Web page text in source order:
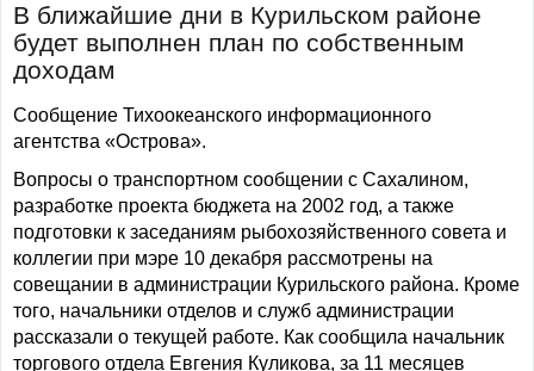
В ближайшие дни в Курильском районе
будет выполнен план по собственным
доходам
Сообщение Тихоокеанского информационного
агентства «Острова».
Вопросы о транспортном сообщении с Сахалином,
разработке проекта бюджета на 2002 год, а также
подготовки к заседаниям рыбохозяйственного совета и
коллегии при мэре 10 декабря рассмотрены на
совещании в администрации Курильского района. Кроме
того, начальники отделов и служб администрации
рассказали о текущей работе. Как сообщила начальник
торгового отдела Евгения Куликова, за 11 месяцев